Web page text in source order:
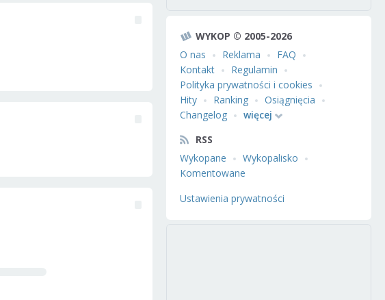
WYKOP © 2005-2026
O nas
Reklama
FAQ
Kontakt
Regulamin
Polityka prywatności i cookies
Hity
Ranking
Osiągnięcia
Changelog
więcej
RSS
Wykopane
Wykopalisko
Komentowane
Ustawienia prywatności